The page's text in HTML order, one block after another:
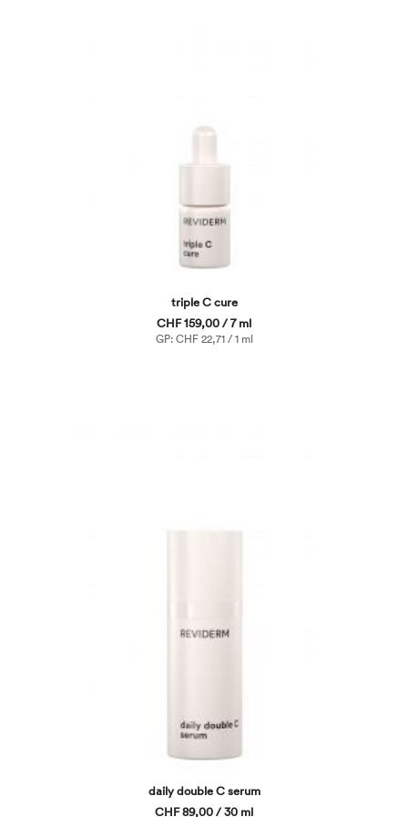
triple C cure
CHF 159,00 / 7 ml
GP: CHF 22,71 / 1 ml
daily double C serum
CHF 89,00 / 30 ml